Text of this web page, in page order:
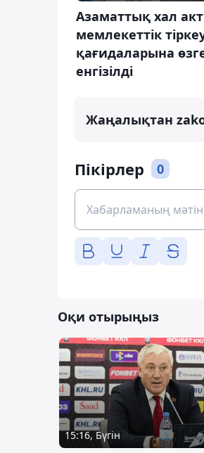
Азаматтық хал
мемлекеттік
қағидаларына
енгізілді
Жаңалықтан
Пікірлер 0
Оқи отырыңыз
15:16, Бүгін